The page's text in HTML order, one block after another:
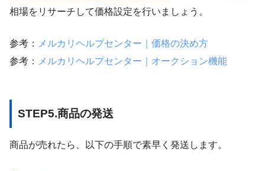
相場をリサーチして価格設定を行いましょう。
参考： メルカリヘルプセンター｜価格の決め方
参考： メルカリヘルプセンター｜オークション機能
STEP5.商品の発送
商品が売れたら、以下の手順で素早く発送します。